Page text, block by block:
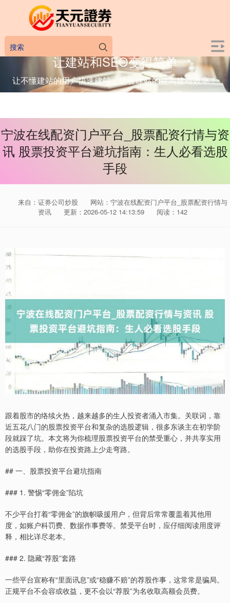
让建站和SEO变得简单
让不懂建站的用户快速建站，让会建站的提高建站效率！
宁波在线配资门户平台_股票配资行情与资
讯 股票投资平台避坑指南：生人必看选股
手段
来自：证券公司炒股
网站：宁波在线配资门户平台_股票配资行情与
资讯
更新：2026-05-12 14:13:59 阅读：142
跟着股市的络续火热，越来越多的生人投资者涌入市集。关联词，靠
近五花八门的股票投资平台和复杂的选股逻辑，很多东谈主在初学阶
段就踩了坑。本文将为你梳理股票投资平台的禁受重心，并共享实用
的选股手段，助你在投资路上少走弯路。
## 一、股票投资平台避坑指南
### 1. 警惕“零佣金”陷坑
不少平台打着“零佣金”的旗帜吸援用户，但背后常常覆盖着其他用
度，如账户科罚费、数据作事费等。禁受平台时，应仔细阅读用度评
释，相比详尽老本。
### 2. 隐藏“荐股”套路
一些平台宣称有“里面讯息”或“稳赚不赔”的荐股作事，这常常是骗局。
正规平台不会容或收益，更不会以“荐股”为名收取高额会员费。